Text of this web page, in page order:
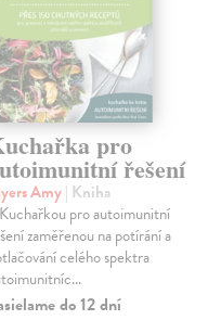
pro
řešení
Amy| Kniha
pro autoimunitní
zaměřenou na potírání a
celého spektra
do 12 dní